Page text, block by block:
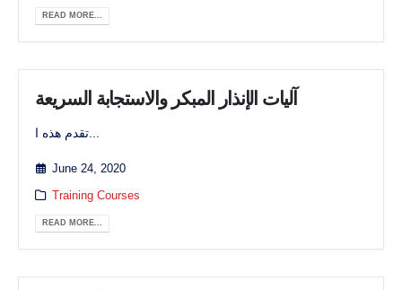
READ MORE...
آليات الإنذار المبكر والاستجابة السريعة
June 24, 2020
Training Courses
READ MORE...